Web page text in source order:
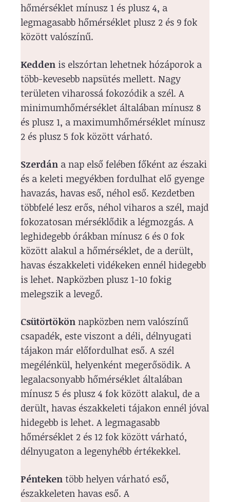
hőmérséklet mínusz 1 és plusz 4, a
legmagasabb hőmérséklet plusz 2 és 9 fok
között valószínű.
Kedden is elszórtan lehetnek hózáporok a
több-kevesebb napsütés mellett. Nagy
területen viharossá fokozódik a szél. A
minimumhőmérséklet általában mínusz 8
és plusz 1, a maximumhőmérséklet mínusz
2 és plusz 5 fok között várható.
Szerdán a nap első felében főként az északi
és a keleti megyékben fordulhat elő gyenge
havazás, havas eső, néhol eső. Kezdetben
többfelé lesz erős, néhol viharos a szél, majd
fokozatosan mérséklődik a légmozgás. A
leghidegebb órákban mínusz 6 és 0 fok
között alakul a hőmérséklet, de a derült,
havas északkeleti vidékeken ennél hidegebb
is lehet. Napközben plusz 1-10 fokig
melegszik a levegő.
Csütörtökön napközben nem valószínű
csapadék, este viszont a déli, délnyugati
tájakon már előfordulhat eső. A szél
megélénkül, helyenként megerősödik. A
legalacsonyabb hőmérséklet általában
mínusz 5 és plusz 4 fok között alakul, de a
derült, havas északkeleti tájakon ennél jóval
hidegebb is lehet. A legmagasabb
hőmérséklet 2 és 12 fok között várható,
délnyugaton a legenyhébb értékekkel.
Pénteken több helyen várható eső,
északkeleten havas eső. A